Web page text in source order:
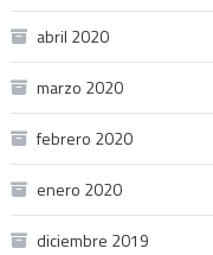
abril 2020
marzo 2020
febrero 2020
enero 2020
diciembre 2019